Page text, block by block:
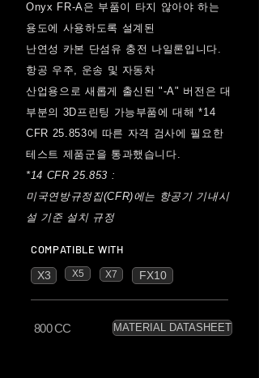
Onyx FR-A은 부품이 타지 않아야 하는
용도에 사용하도록 설계된
난연성 카본 단섬유 충전 나일론입니다.
항공 우주, 운송 및 자동차
산업용으로 새롭게 출신된 "-A" 버전은 대
부분의 3D프린팅 가능부품에대해 *14
CFR 25.853에 따른 자격 검사에 필요한
테스트 제품군을 통과했습니다.
*14 CFR 25.853 :
미국연방규정집(CFR)에는 항공기 기내시
설 기준 설치 규정
COMPATIBLE WITH
X3
X5 X7 FX10
800 CC MATERIAL DATASHEET